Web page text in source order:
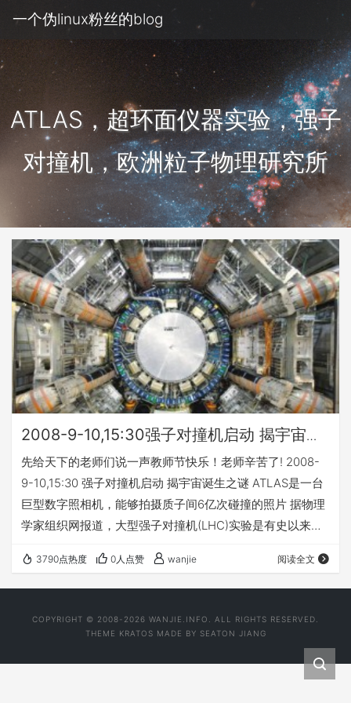
一个伪linux粉丝的blog
ATLAS，超环面仪器实验，强子
对撞机，欧洲粒子物理研究所
2008-9-10,15:30强子对撞机启动 揭宇宙诞
生之谜
先给天下的老师们说一声教师节快乐！老师辛苦了! 2008-
9-10,15:30 强子对撞机启动 揭宇宙诞生之谜 ATLAS是一台
巨型数字照相机，能够拍摄质子间6亿次碰撞的照片 据物理
学家组织网报道，大型强子对撞机(LHC)实验是有史以来最
着填补我们在认知宇宙方面存在的空白这一目的，亚原子粒
子将被加速到接近光速而后发生对撞。除此之外，对撞实验
纬度这一疑问。
3790点热度 0人点赞 wanjie 阅读全文
COPYRIGHT © 2008-2026 WANJIE.INFO. ALL RIGHTS RESERVED.
THEME KRATOS MADE BY SEATON JIANG